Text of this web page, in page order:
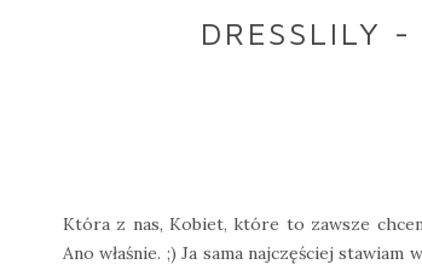
DRESSLILY
Która z nas, Kobiet, które to zawsze
Ano właśnie. ;) Ja sama najczęściej